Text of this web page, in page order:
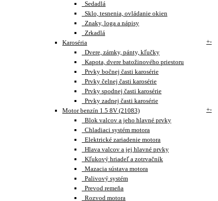
Sedadlá
Sklo, tesnenia, ovládanie okien
Znaky, loga a nápisy
Zrkadlá
Karoséria
+-
Dvere, zámky, pánty, kľučky
Kapota, dvere batožinového priestoru
Prvky bočnej časti karosérie
Prvky čelnej časti karosérie
Prvky spodnej časti karosérie
Prvky zadnej časti karosérie
Motor benzín 1.5 8V (21083)
+-
Blok valcov a jeho hlavné prvky
Chladiaci systém motora
Elektrické zariadenie motora
Hlava valcov a jej hlavné prvky
Kľukový hriadeľ a zotrvačník
Mazacia sústava motora
Palivový systém
Prevod remeňa
Rozvod motora